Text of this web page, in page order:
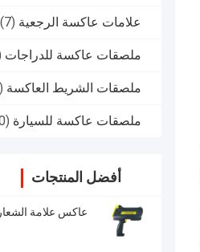
علامات عاكسة الرجعية (7)
ملصقات عاكسة للدراجات
ملصقات الشريط العاكسة (10)
ملصقات عاكسة للسيارة (20)
أفضل المنتجات
عاكس علامة